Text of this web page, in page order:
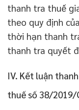
thanh tra thuế
theo quy định
thời hạn thanh
thanh tra quyết
IV. Kết luận
thuế số 38/2019/